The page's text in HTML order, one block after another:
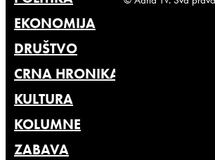
EKONOMIJA
DRUŠTVO
CRNA HRONIKA
KULTURA
KOLUMNE
ZABAVA